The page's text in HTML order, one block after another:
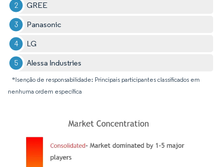
GREE
Panasonic
LG
Alessa Industries
*Isenção de responsabilidade: Principais participantes classificados em
nenhuma ordem específica